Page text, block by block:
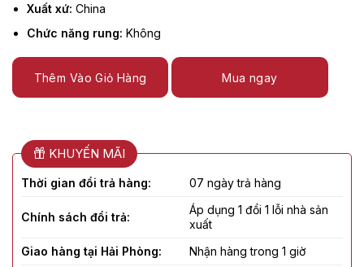
Xuất xứ: China
Chức năng rung: Không
Thêm Vào Giỏ Hàng Mua ngay
KHUYẾN MÃI
Thời gian đổi trả hàng: 07 ngày trả hàng
Chính sách đổi trả:
Áp dụng 1 đổi 1 lỗi nhà sản
xuất
Giao hàng tại Hải Phòng:
Nhận hàng trong 1 giờ